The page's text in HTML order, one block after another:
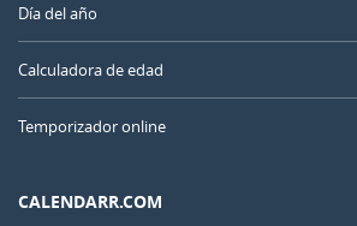
Día del año
Calculadora de edad
Temporizador online
CALENDARR.COM